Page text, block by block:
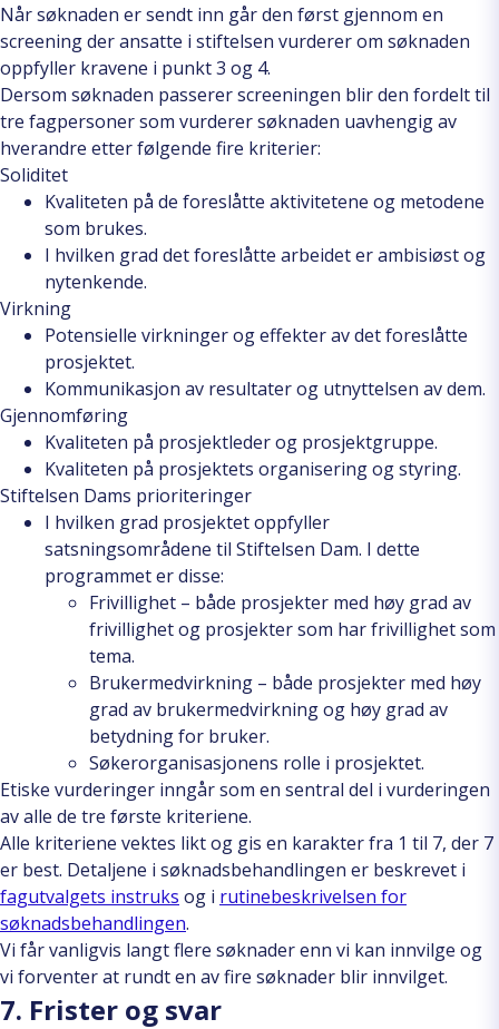
Når søknaden er sendt inn går den først gjennom en
screening der ansatte i stiftelsen vurderer om søknaden
oppfyller kravene i punkt 3 og 4.
Dersom søknaden passerer screeningen blir den fordelt til
tre fagpersoner som vurderer søknaden uavhengig av
hverandre etter følgende fire kriterier:
Soliditet
Kvaliteten på de foreslåtte aktivitetene og metodene
som brukes.
I hvilken grad det foreslåtte arbeidet er ambisiøst og
nytenkende.
Virkning
Potensielle virkninger og effekter av det foreslåtte
prosjektet.
Kommunikasjon av resultater og utnyttelsen av dem.
Gjennomføring
Kvaliteten på prosjektleder og prosjektgruppe.
Kvaliteten på prosjektets organisering og styring.
Stiftelsen Dams prioriteringer
I hvilken grad prosjektet oppfyller
satsningsområdene til Stiftelsen Dam. I dette
programmet er disse:
Frivillighet – både prosjekter med høy grad av
frivillighet og prosjekter som har frivillighet som
tema.
Brukermedvirkning – både prosjekter med høy
grad av brukermedvirkning og høy grad av
betydning for bruker.
Søkerorganisasjonens rolle i prosjektet.
Etiske vurderinger inngår som en sentral del i vurderingen
av alle de tre første kriteriene.
Alle kriteriene vektes likt og gis en karakter fra 1 til 7, der 7
er best. Detaljene i søknadsbehandlingen er beskrevet i
fagutvalgets instruks og i rutinebeskrivelsen for
søknadsbehandlingen.
Vi får vanligvis langt flere søknader enn vi kan innvilge og
vi forventer at rundt en av fire søknader blir innvilget.
7. Frister og svar